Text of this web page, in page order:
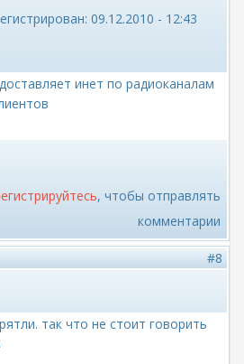
09.12.2010 - 12:43
инет по радиоканалам
, чтобы отправлять
комментарии
#8
так что не стоит говорить